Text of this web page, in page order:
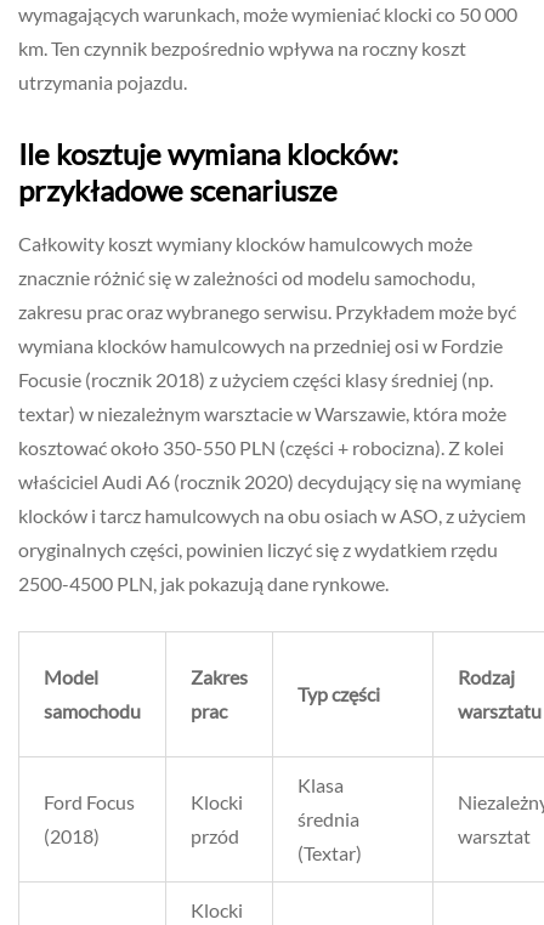
wymagających warunkach, może wymieniać klocki co 50 000
km. Ten czynnik bezpośrednio wpływa na roczny koszt
utrzymania pojazdu.
Ile kosztuje wymiana klocków:
przykładowe scenariusze
Całkowity koszt wymiany klocków hamulcowych może
znacznie różnić się w zależności od modelu samochodu,
zakresu prac oraz wybranego serwisu. Przykładem może być
wymiana klocków hamulcowych na przedniej osi w Fordzie
Focusie (rocznik 2018) z użyciem części klasy średniej (np.
textar) w niezależnym warsztacie w Warszawie, która może
kosztować około 350-550 PLN (części + robocizna). Z kolei
właściciel Audi A6 (rocznik 2020) decydujący się na wymianę
klocków i tarcz hamulcowych na obu osiach w ASO, z użyciem
oryginalnych części, powinien liczyć się z wydatkiem rzędu
2500-4500 PLN, jak pokazują dane rynkowe.
Model
samochodu
Zakres
prac
Typ części
Rodzaj
warsztatu
Ford Focus
(2018)
Klocki
przód
Klasa
średnia
(Textar)
warsztat
Klocki